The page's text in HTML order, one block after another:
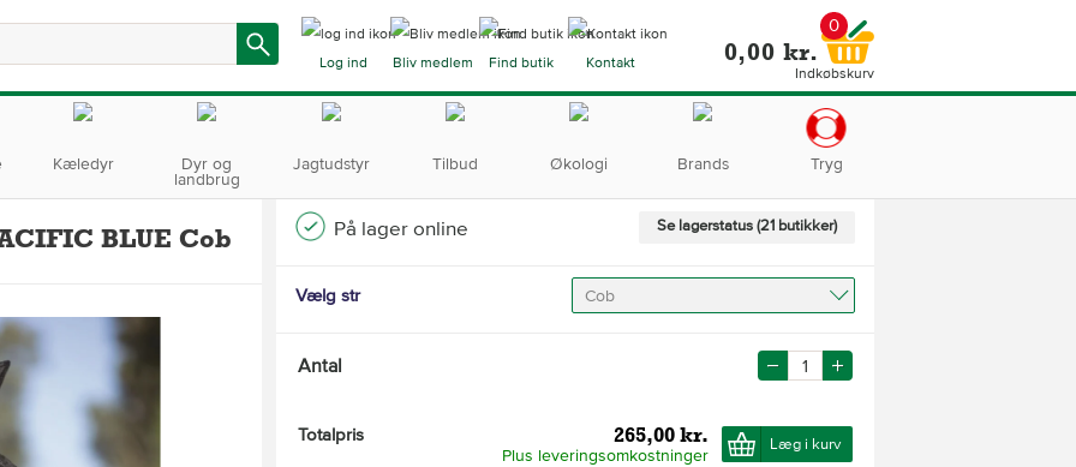
Log ind Bliv medlem Find butik Kontakt
0
0,00 kr.
Indkøbskurv
Kæledyr Dyr og
landbrug
Jagtudstyr Tilbud Økologi Brands Tryg
BLUE Cob På lager online Se lagerstatus (21 butikker)
Vælg str Cob
Antal
Totalpris 265,00 kr.
Plus leveringsomkostninger
Læg i kurv